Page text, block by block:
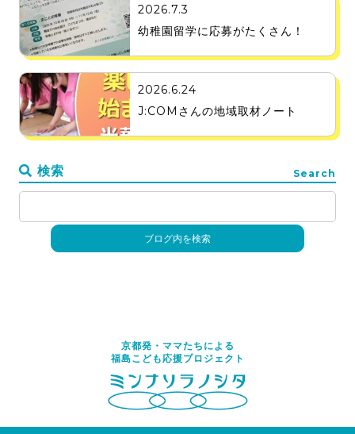
2026.7.3
幼稚園留学に応募がたくさん！
2026.6.24
J:COMさんの地域取材ノート
検索 Search
京都発・ママたちによる
福島こども応援プロジェクト